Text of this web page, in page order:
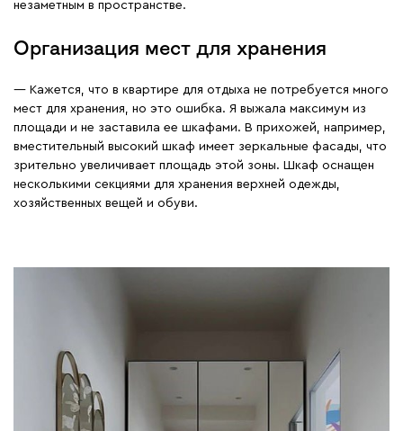
незаметным в пространстве.
Организация мест для хранения
— Кажется, что в квартире для отдыха не потребуется много
мест для хранения, но это ошибка. Я выжала максимум из
площади и не заставила ее шкафами. В прихожей, например,
вместительный высокий шкаф имеет зеркальные фасады, что
зрительно увеличивает площадь этой зоны. Шкаф оснащен
несколькими секциями для хранения верхней одежды,
хозяйственных вещей и обуви.